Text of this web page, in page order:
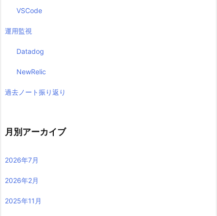
VSCode
運用監視
Datadog
NewRelic
過去ノート振り返り
月別アーカイブ
2026年7月
2026年2月
2025年11月